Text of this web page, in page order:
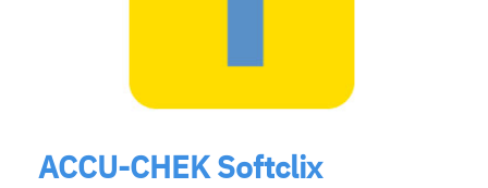
ACCU-CHEK Softclix